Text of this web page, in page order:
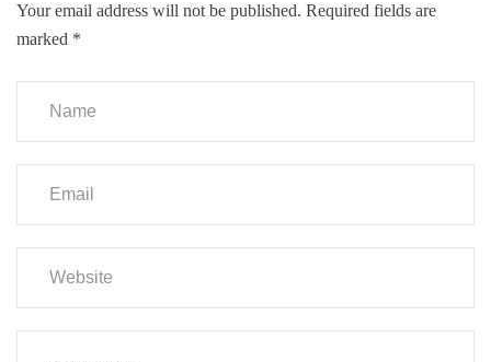
Your email address will not be published. Required fields are
marked *